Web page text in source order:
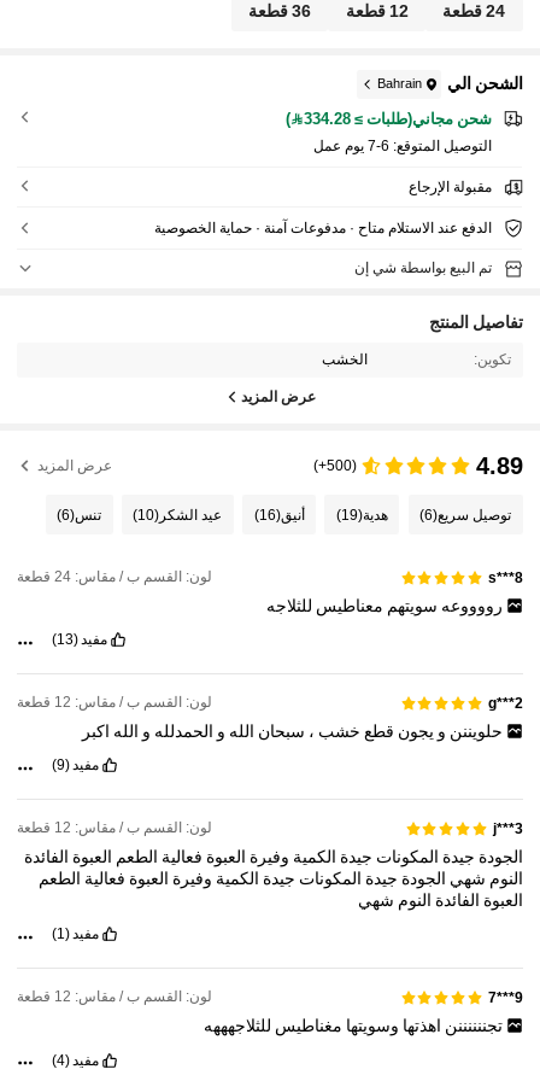
ت المنزلية
24 قطعة 12 قطعة 36 قطعة
الشحن الي Bahrain
شحن مجاني(طلبات ≥ 334.28)
التوصيل المتوقع: 6-7 يوم عمل
مقبولة الإرجاع
الدفع عند الاستلام متاح · مدفوعات آمنة · حماية الخصوصية
تم البيع بواسطة شي إن
تفاصيل المنتج
تكوين: الخشب
عرض المزيد
4.89
(500+) عرض المزيد
توصيل سريع(6) هدية(19) أنيق(16) عيد الشكر (10) تنس(6)
s***8 لون: القسم ب / مقاس: 24 قطعة
رووووعه سويتهم معناطيس للثلاجه
مفيد(13)
2***g لون: القسم ب / مقاس: 12 قطعة
حلويننن و يجون قطع خشب ، سبحان الله و الحمدلله و الله اكبر
مفيد(9)
j***3 لون: القسم ب / مقاس: 12 قطعة
الجودة جيدة المكونات جيدة الكمية وفيرة العبوة فعالية الطعم العبوة الفائدة
النوم شهي الجودة جيدة المكونات جيدة الكمية وفيرة العبوة فعالية الطعم
العبوة الفائدة النوم شهي
مفيد(1)
9***7 لون: القسم ب / مقاس: 12 قطعة
تجننننننن اهذتها وسويتها مغناطيس للثلاجهههه
مفيد (4)